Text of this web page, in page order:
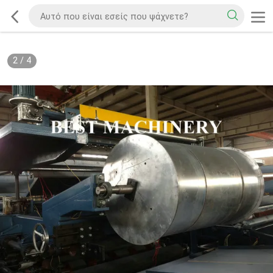
2/ 4